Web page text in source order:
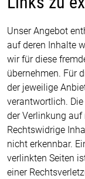
Unser Angebot
auf deren Inhalte
wir für diese
übernehmen. Für
der jeweilige
verantwortlich.
der Verlinkung
Rechtswidrige
nicht erkennbar.
verlinkten Seiten
einer